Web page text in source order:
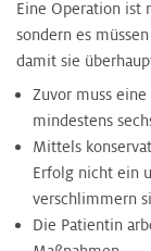
Eine Operation ist
sondern es
damit sie
Zuvor muss
mindestens
Mittels
Erfolg nicht ein
verschlimmern
Die Patientin